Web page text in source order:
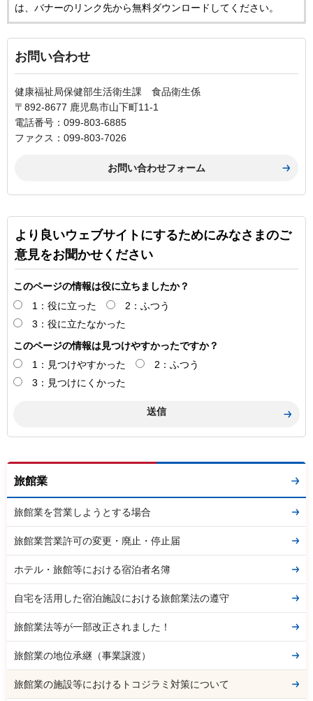
は、バナーのリンク先から無料ダウンロードしてください。
お問い合わせ
健康福祉局保健部生活衛生課 食品衛生係
〒892-8677 鹿児島市山下町11-1
電話番号：099-803-6885
ファクス：099-803-7026
より良いウェブサイトにするためにみなさまのご
意見をお聞かせください
このページの情報は役に立ちましたか？
1：役に立った
2：ふつう
3：役に立たなかった
このページの情報は見つけやすかったですか？
1：見つけやすかった
2：ふつう
3：見つけにくかった
旅館業
旅館業を営業しようとする場合
旅館業営業許可の変更・廃止・停止届
ホテル・旅館等における宿泊者名簿
自宅を活用した宿泊施設における旅館業法の遵守
旅館業法等が一部改正されました！
旅館業の地位承継（事業譲渡）
旅館業の施設等におけるトコジラミ対策について